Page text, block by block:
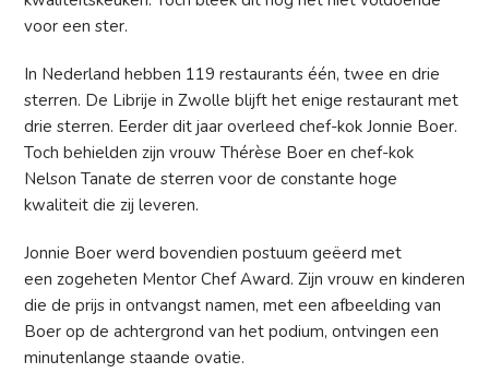
voor een ster.
In Nederland hebben 119 restaurants één, twee en drie
sterren. De Librije in Zwolle blijft het enige restaurant met
drie sterren. Eerder dit jaar overleed chef-kok Jonnie Boer.
Toch behielden zijn vrouw Thérèse Boer en chef-kok
Nelson Tanate de sterren voor de constante hoge
kwaliteit die zij leveren.
Jonnie Boer werd bovendien postuum geëerd met
een zogeheten Mentor Chef Award. Zijn vrouw en kinderen
die de prijs in ontvangst namen, met een afbeelding van
Boer op de achtergrond van het podium, ontvingen een
minutenlange staande ovatie.